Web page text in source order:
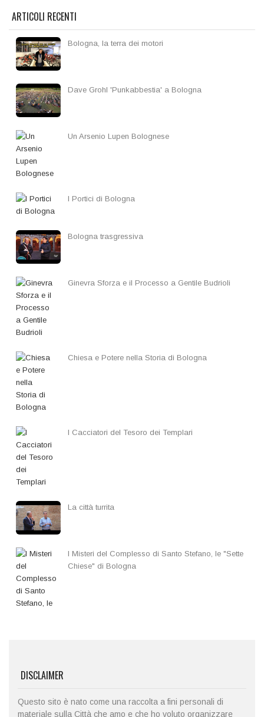
ARTICOLI RECENTI
Bologna, la terra dei motori
Dave Grohl 'Punkabbestia' a Bologna
Un Arsenio Lupen Bolognese
I Portici di Bologna
Bologna trasgressiva
Ginevra Sforza e il Processo a Gentile Budrioli
Chiesa e Potere nella Storia di Bologna
I Cacciatori del Tesoro dei Templari
La città turrita
I Misteri del Complesso di Santo Stefano, le "Sette
Chiese" di Bologna
DISCLAIMER
Questo sito è nato come una raccolta a fini personali di
materiale sulla Città che amo e che ho voluto organizzare